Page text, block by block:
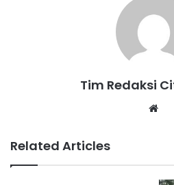
Tim Redaksi
Related Articles